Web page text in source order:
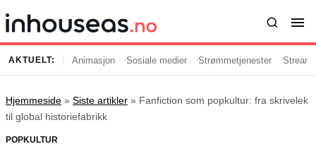
Innhold
Siste artikler
AKTUELT: Animasjon Sosiale medier Strømmetjenester
Hjemmeside » Siste artikler » Fanfiction som popkultur: fra skrivelek
til global historiefabrikk
POPKULTUR